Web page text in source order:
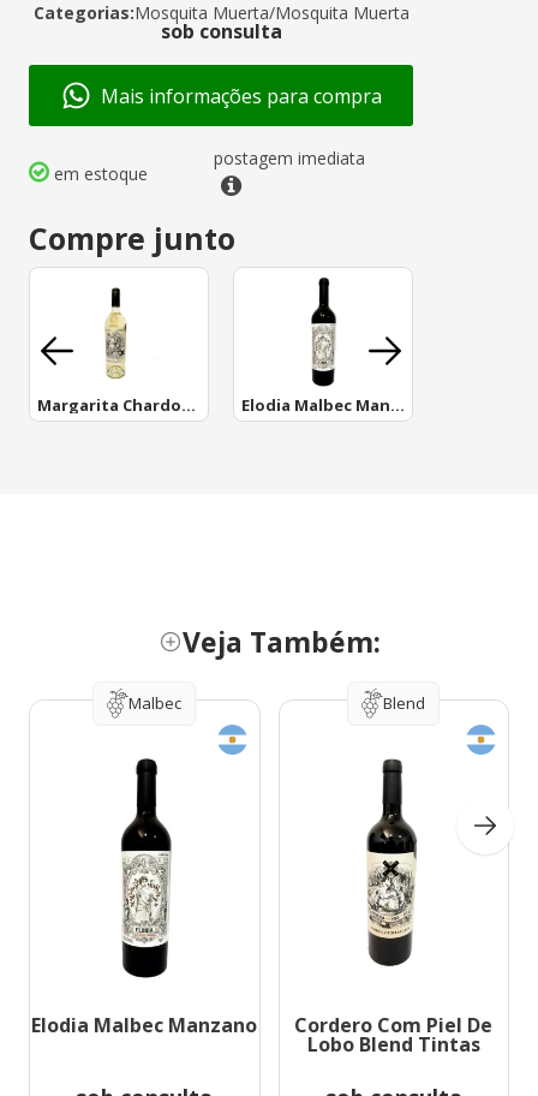
Categorias:Mosquita Muerta/Mosquita Muerta
sob consulta
Mais informações para compra
em estoque
postagem imediata
Compre junto
Margarita Chardonnay Elodia Malbec Manzano
Veja Também:
Malbec
Elodia Malbec Manzano
Blend
Cordero Com Piel De
Lobo Blend Tintas